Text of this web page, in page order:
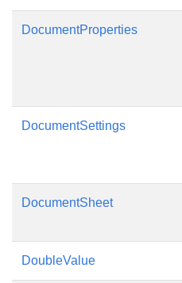
DocumentProperties
DocumentSettings
DocumentSheet
DoubleValue